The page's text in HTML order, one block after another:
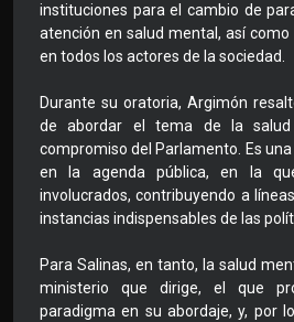
instituciones para el cambio de
atención en salud mental, así
en todos los actores de la sociedad.
Durante su oratoria, Argimón
de abordar el tema de la
compromiso del Parlamento. Es
en la agenda pública, en la
involucrados, contribuyendo a
instancias indispensables de las
Para Salinas, en tanto, la salud
ministerio que dirige, el que
paradigma en su abordaje, y, por